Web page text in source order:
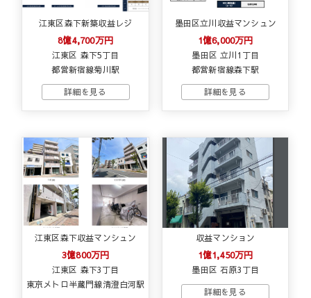
江東区森下新築収益レジ
8億4,700万円
江東区 森下5丁目
都営新宿線菊川駅
墨田区立川収益マンシュン
1億6,000万円
墨田区 立川1丁目
都営新宿線森下駅
江東区森下収益マンシュン
3億800万円
江東区 森下3丁目
東京メトロ半蔵門線清澄白河駅
収益マンション
1億1,450万円
墨田区 石原3丁目